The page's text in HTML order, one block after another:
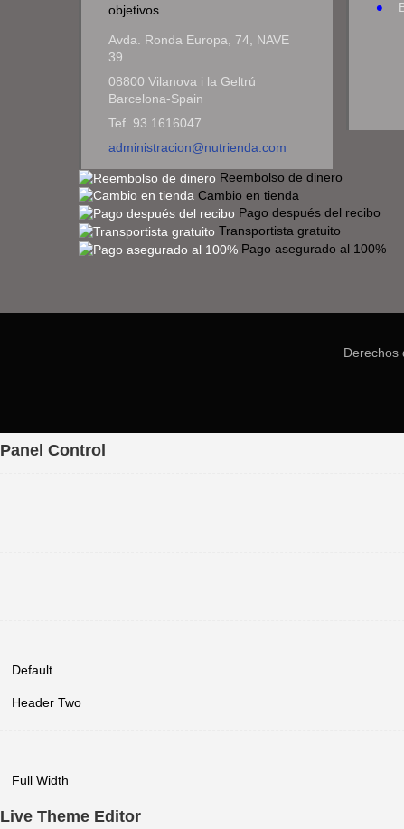
objetivos.
Avda. Ronda Europa, 74, NAVE
39
08800 Vilanova i la Geltrú
Barcelona-Spain
Tef. 93 1616047
administracion@nutrienda.com
Reembolso de dinero
Cambio en tienda
Pago después del recibo
Transportista gratuito
Pago asegurado al 100%
Derechos
Panel Control
Default
Header Two
Full Width
Live Theme Editor